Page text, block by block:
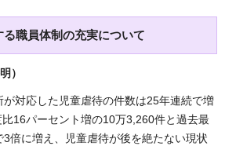
る職員体制の充実について
）
対応した児童虐待の件数は25年連続で増
16パーセント増の10万3,260件と過去最
倍に増え、児童虐待が後を絶たない現状